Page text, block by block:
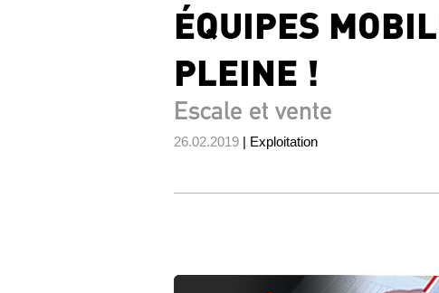
ÉQUIPES
PLEINE !
Escale et vente
26.02.2019 | Exploitation